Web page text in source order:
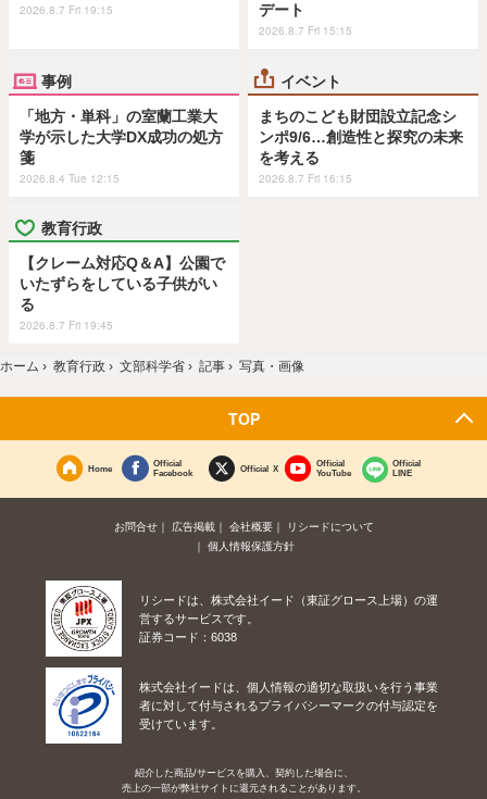
2026.8.7 Fri 19:15
デート
2026.8.7 Fri 15:15
事例
「地方・単科」の室蘭工業大
学が示した大学DX成功の処方
箋
2026.8.4 Tue 12:15
イベント
まちのこども財団設立記念シ
ンポ9/6…創造性と探究の未来
を考える
2026.8.7 Fri 16:15
教育行政
【クレーム対応Q＆A】公園で
いたずらをしている子供がい
る
2026.8.7 Fri 19:45
ホーム › 教育行政 › 文部科学省 › 記事 › 写真・画像
TOP
Home
Official
Facebook
Official X
Official
YouTube
Official
LINE
お問合せ 広告掲載 会社概要
リシードについて
個人情報保護方針
リシードは、株式会社イード（東証グロース上場）の運
営するサービスです。
証券コード：6038
株式会社イードは、個人情報の適切な取扱いを行う事業
者に対して付与されるプライバシーマークの付与認定を
受けています。
紹介した商品/サービスを購入、契約した場合に、
売上の一部が弊社サイトに還元されることがあります。